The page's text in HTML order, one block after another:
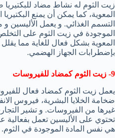
زيت الثوم له نشاط مضاد
المعوية، كما يمكن أن يمنع
التسمم الغذائي. و يعمل الأليسين
الموجودة في زيت الثوم على
المعوية بشكل فعال للغاية مما
بإضطرابات الجهاز الهضمي.
9- زيت الثوم كمضاد للفيروسات
يعمل زيت الثوم كمضاد فعال
ضخامة الخلايا البشرية، فيروس
غيرها من الفيروسات. و تشير
تحتوي على الأليسين تعمل بفعالية
هي نفس المادة الموجودة في الثوم.